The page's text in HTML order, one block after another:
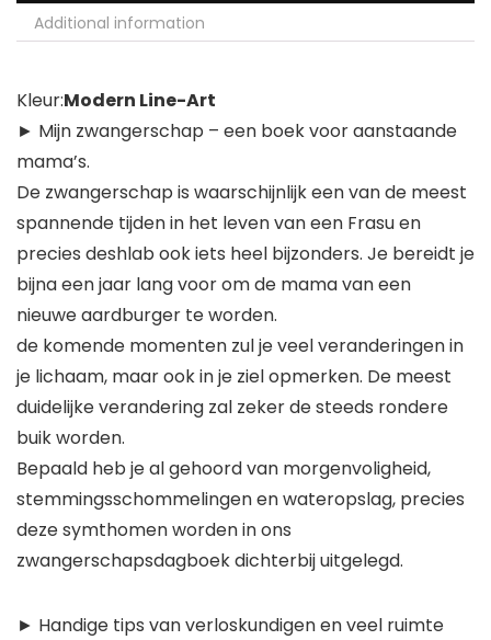
Additional information
Kleur:Modern Line-Art
► Mijn zwangerschap – een boek voor aanstaande
mama’s.
De zwangerschap is waarschijnlijk een van de meest
spannende tijden in het leven van een Frasu en
precies deshlab ook iets heel bijzonders. Je bereidt je
bijna een jaar lang voor om de mama van een
nieuwe aardburger te worden.
de komende momenten zul je veel veranderingen in
je lichaam, maar ook in je ziel opmerken. De meest
duidelijke verandering zal zeker de steeds rondere
buik worden.
Bepaald heb je al gehoord van morgenvoligheid,
stemmingsschommelingen en wateropslag, precies
deze symthomen worden in ons
zwangerschapsdagboek dichterbij uitgelegd.
► Handige tips van verloskundigen en veel ruimte